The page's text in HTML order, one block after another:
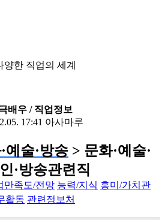
한 직업의 세계
배우 / 직업정보
17:41 아사마루
예술·방송 > 문화·예술·
·방송관련직
만족도/전망 능력/지식 흥미/가치관
활동 관련정보처